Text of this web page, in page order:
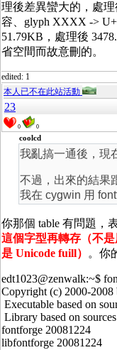
理後差異蠻大的，處理
容、glyph XXXX ->
51.79KB，處理後
省空間而故意刪的。
edited: 1
本人已不在此站活動
23
0 0
coolcd
我亂搞一通後，現
不過，出來的結果
我在 cygwin 用
你那個 table 有問題，
這個字型再轉存（不
是 Unicode fuill） 。你
edt1023@zenwalk:~$
Copyright (c) 2000-2008
Executable based on
Library based on
fontforge 20081224
libfontforge 20081224